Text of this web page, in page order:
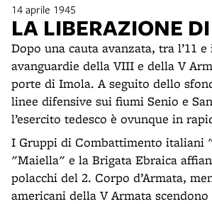
14 aprile 1945
LA LIBERAZIONE
Dopo una cauta avanzata, tra l’11
avanguardie della VIII e della V
porte di Imola. A seguito dello
linee difensive sui fiumi Senio e
l’esercito tedesco è ovunque in
I Gruppi di Combattimento italiani
"Maiella" e la Brigata Ebraica
polacchi del 2. Corpo d’Armata,
americani della V Armata